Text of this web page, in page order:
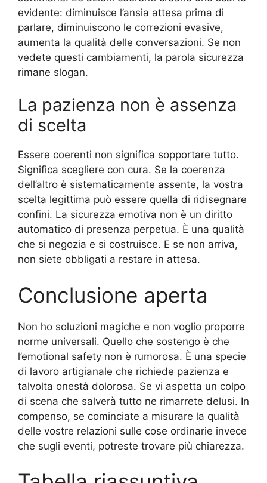
evidente: diminuisce l’ansia attesa prima di
parlare, diminuiscono le correzioni evasive,
aumenta la qualità delle conversazioni. Se non
vedete questi cambiamenti, la parola sicurezza
rimane slogan.
La pazienza non è assenza
di scelta
Essere coerenti non significa sopportare tutto.
Significa scegliere con cura. Se la coerenza
dell’altro è sistematicamente assente, la vostra
scelta legittima può essere quella di ridisegnare
confini. La sicurezza emotiva non è un diritto
automatico di presenza perpetua. È una qualità
che si negozia e si costruisce. E se non arriva,
non siete obbligati a restare in attesa.
Conclusione aperta
Non ho soluzioni magiche e non voglio proporre
norme universali. Quello che sostengo è che
l’emotional safety non è rumorosa. È una specie
di lavoro artigianale che richiede pazienza e
talvolta onestà dolorosa. Se vi aspetta un colpo
di scena che salverà tutto ne rimarrete delusi. In
compenso, se cominciate a misurare la qualità
delle vostre relazioni sulle cose ordinarie invece
che sugli eventi, potreste trovare più chiarezza.